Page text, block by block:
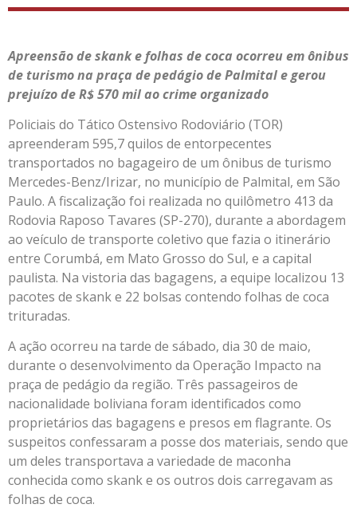
Apreensão de skank e folhas de coca ocorreu em ônibus
de turismo na praça de pedágio de Palmital e gerou
prejuízo de R$ 570 mil ao crime organizado
Policiais do Tático Ostensivo Rodoviário (TOR)
apreenderam 595,7 quilos de entorpecentes
transportados no bagageiro de um ônibus de turismo
Mercedes-Benz/Irizar, no município de Palmital, em São
Paulo. A fiscalização foi realizada no quilômetro 413 da
Rodovia Raposo Tavares (SP-270), durante a abordagem
ao veículo de transporte coletivo que fazia o itinerário
entre Corumbá, em Mato Grosso do Sul, e a capital
paulista. Na vistoria das bagagens, a equipe localizou 13
pacotes de skank e 22 bolsas contendo folhas de coca
trituradas.
A ação ocorreu na tarde de sábado, dia 30 de maio,
durante o desenvolvimento da Operação Impacto na
praça de pedágio da região. Três passageiros de
nacionalidade boliviana foram identificados como
proprietários das bagagens e presos em flagrante. Os
suspeitos confessaram a posse dos materiais, sendo que
um deles transportava a variedade de maconha
conhecida como skank e os outros dois carregavam as
folhas de coca.